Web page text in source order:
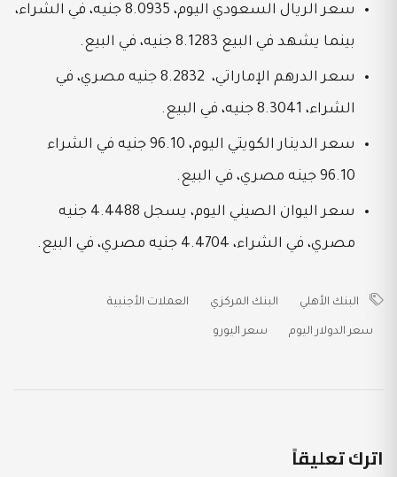
سعر الريال السعودي اليوم، 8.0935 جنيه، في الشراء،
بينما يشهد في البيع 8.1283 جنيه، في البيع.
سعر الدرهم الإماراتي، 8.2832 جنيه مصري، في
الشراء، 8.3041 جنيه، في البيع.
سعر الدينار الكويتي اليوم، 96.10 جنيه في الشراء
96.10 جينه مصري، في البيع.
سعر اليوان الصيني اليوم، يسجل 4.4488 جنيه
مصري، في الشراء، 4.4704 جنيه مصري، في البيع.
البنك الأهلي البنك المركزي العملات الأجنبية
سعر الدولار اليوم سعر اليورو
اترك تعليقاً